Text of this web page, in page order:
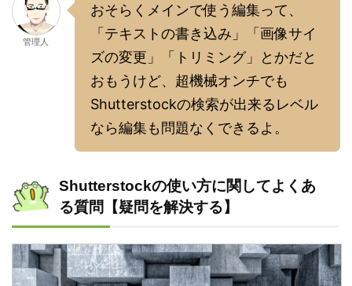
管理人
おそらくメインで使う編集って、
「テキストの書き込み」「画像サイ
ズの変更」「トリミング」とかだと
おもうけど、超機械オンチでも
Shutterstockの検索が出来るレベル
なら編集も問題なくできるよ。
Shutterstockの使い方に関してよくあ
る質問【疑問を解決する】